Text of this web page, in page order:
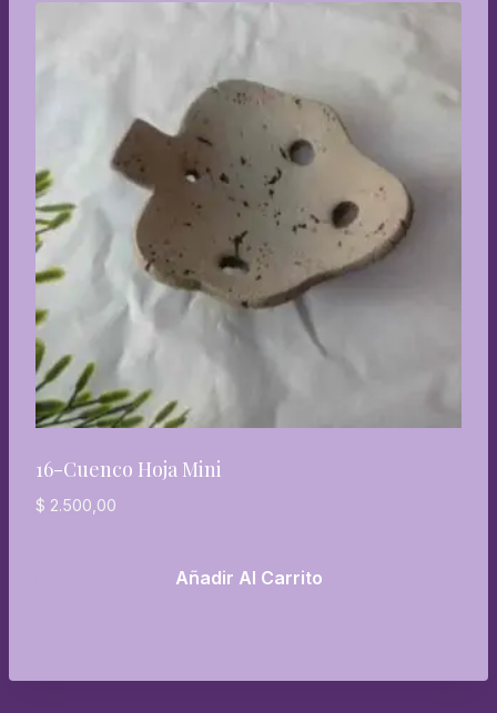
16-Cuenco Hoja Mini
$ 2.500,00
Añadir Al Carrito